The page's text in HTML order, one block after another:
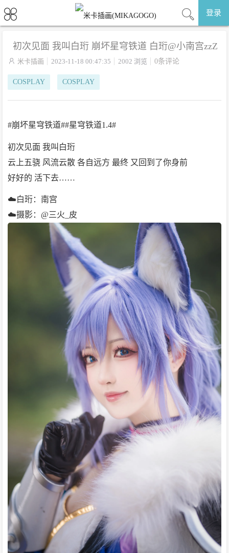
登录
初次见面 我叫白珩 崩坏星穹铁道 白珩@小南宫zzZ
 米卡插画 2023-11-18 00:47:35 2002 浏览 0条评论
COSPLAY COSPLAY
#崩坏星穹铁道##星穹铁道1.4#
初次见面 我叫白珩
云上五骁 风流云散 各自远方 最终 又回到了你身前
好好的 活下去……
☁️白珩：南宫
☁️摄影：@三火_皮